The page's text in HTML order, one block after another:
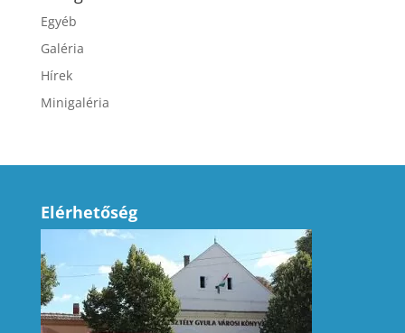
Egyéb
Galéria
Hírek
Minigaléria
Elérhetőség